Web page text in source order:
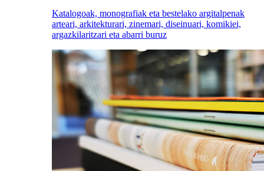
Katalogoak, monografiak eta bestelako argitalpenak
arteari, arkitekturari, zinemari, diseinuari, komikiei,
argazkilaritzari eta abarri buruz